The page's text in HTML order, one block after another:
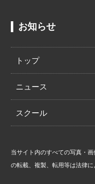
お知らせ
トップ
ニュース
スクール
当サイト内のすべての写真・
の転載、複製、転用等は法律に